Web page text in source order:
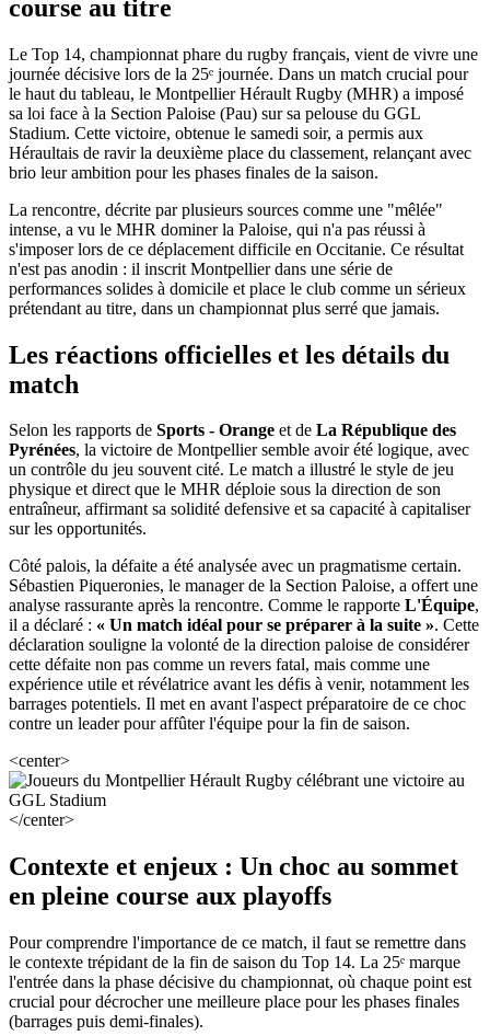
course au titre
Le Top 14, championnat phare du rugby français, vient de vivre une
journée décisive lors de la 25ᵉ journée. Dans un match crucial pour
le haut du tableau, le Montpellier Hérault Rugby (MHR) a imposé
sa loi face à la Section Paloise (Pau) sur sa pelouse du GGL
Stadium. Cette victoire, obtenue le samedi soir, a permis aux
Héraultais de ravir la deuxième place du classement, relançant avec
brio leur ambition pour les phases finales de la saison.
La rencontre, décrite par plusieurs sources comme une "mêlée"
intense, a vu le MHR dominer la Paloise, qui n'a pas réussi à
s'imposer lors de ce déplacement difficile en Occitanie. Ce résultat
n'est pas anodin : il inscrit Montpellier dans une série de
performances solides à domicile et place le club comme un sérieux
prétendant au titre, dans un championnat plus serré que jamais.
Les réactions officielles et les détails du
match
Selon les rapports de Sports - Orange et de La République des
Pyrénées, la victoire de Montpellier semble avoir été logique, avec
un contrôle du jeu souvent cité. Le match a illustré le style de jeu
physique et direct que le MHR déploie sous la direction de son
entraîneur, affirmant sa solidité defensive et sa capacité à capitaliser
sur les opportunités.
Côté palois, la défaite a été analysée avec un pragmatisme certain.
Sébastien Piqueronies, le manager de la Section Paloise, a offert une
analyse rassurante après la rencontre. Comme le rapporte L'Équipe,
il a déclaré : « Un match idéal pour se préparer à la suite ». Cette
déclaration souligne la volonté de la direction paloise de considérer
cette défaite non pas comme un revers fatal, mais comme une
expérience utile et révélatrice avant les défis à venir, notamment les
barrages potentiels. Il met en avant l'aspect préparatoire de ce choc
contre un leader pour affûter l'équipe pour la fin de saison.
<center>
</center>
Contexte et enjeux : Un choc au sommet
en pleine course aux playoffs
Pour comprendre l'importance de ce match, il faut se remettre dans
le contexte trépidant de la fin de saison du Top 14. La 25ᵉ marque
l'entrée dans la phase décisive du championnat, où chaque point est
crucial pour décrocher une meilleure place pour les phases finales
(barrages puis demi-finales).